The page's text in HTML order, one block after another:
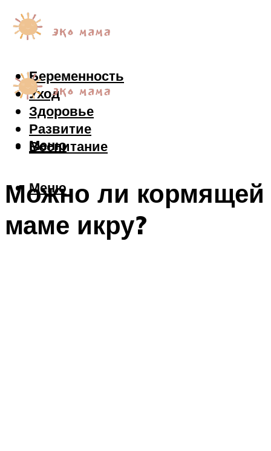
Беременность
Уход
Здоровье
Развитие
Воспитание
Меню
Меню
Можно ли кормящей
маме икру?